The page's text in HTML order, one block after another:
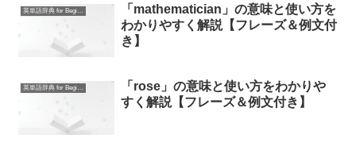
英単語辞典 for Beginners
「mathematician」の意味と使い方を
わかりやすく解説【フレーズ＆例文付
き】
英単語辞典 for Beginners
「rose」の意味と使い方をわかりや
すく解説【フレーズ＆例文付き】